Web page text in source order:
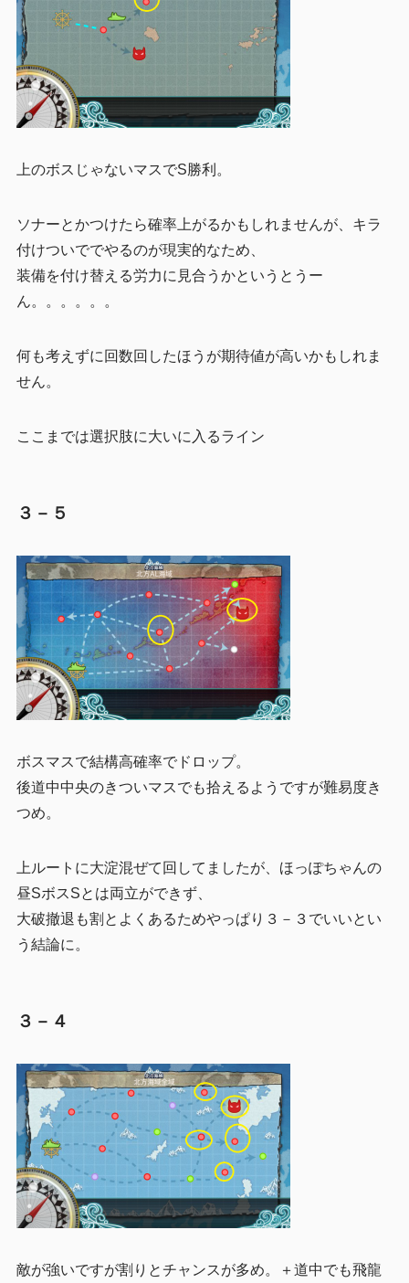
上のボスじゃないマスでS勝利。
ソナーとかつけたら確率上がるかもしれませんが、キラ
付けついででやるのが現実的なため、
装備を付け替える労力に見合うかというとうー
ん。。。。。。
何も考えずに回数回したほうが期待値が高いかもしれま
せん。
ここまでは選択肢に大いに入るライン
３－５
ボスマスで結構高確率でドロップ。
後道中中央のきついマスでも拾えるようですが難易度き
つめ。
上ルートに大淀混ぜて回してましたが、ほっぽちゃんの
昼SボスSとは両立ができず、
大破撤退も割とよくあるためやっぱり３－３でいいとい
う結論に。
３－４
敵が強いですが割りとチャンスが多め。＋道中でも飛龍